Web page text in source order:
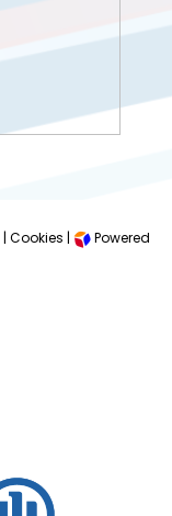
| Cookies |
Powered